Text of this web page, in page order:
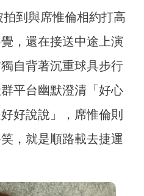
到與席惟倫相約打高
，還在接送中途上演
自背著沉重球具步行
平台幽默澄清「好心
好說說」，席惟倫則
，就是順路載去捷運